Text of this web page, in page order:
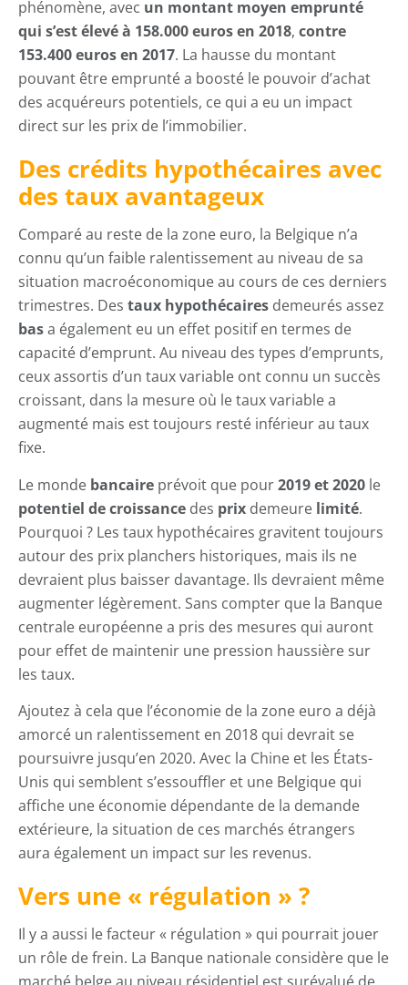
phénomène, avec un montant moyen emprunté
qui s’est élevé à 158.000 euros en 2018, contre
153.400 euros en 2017. La hausse du montant
pouvant être emprunté a boosté le pouvoir d’achat
des acquéreurs potentiels, ce qui a eu un impact
direct sur les prix de l’immobilier.
Des crédits hypothécaires avec
des taux avantageux
Comparé au reste de la zone euro, la Belgique n’a
connu qu’un faible ralentissement au niveau de sa
situation macroéconomique au cours de ces derniers
trimestres. Des taux hypothécaires demeurés assez
basa également eu un effet positif en termes de
capacité d’emprunt. Au niveau des types d’emprunts,
ceux assortis d’un taux variable ont connu un succès
croissant, dans la mesure où le taux variable a
augmenté mais est toujours resté inférieur au taux
fixe.
Le monde bancaire prévoit que pour2019 et 2020 le
potentiel de croissance des prix demeure limité.
Pourquoi ? Les taux hypothécaires gravitent toujours
autour des prix planchers historiques, mais ils ne
devraient plus baisser davantage. Ils devraient même
augmenter légèrement. Sans compter que la Banque
centrale européenne a pris des mesures qui auront
pour effet de maintenir une pression haussière sur
les taux.
Ajoutez à cela que l’économie de la zone euro a déjà
amorcé un ralentissement en 2018 qui devrait se
poursuivre jusqu’en 2020. Avec la Chine et les États-
Unis qui semblent s’essouffler et une Belgique qui
affiche une économie dépendante de la demande
extérieure, la situation de ces marchés étrangers
aura également un impact sur les revenus.
Vers une « régulation » ?
Il y a aussi le facteur « régulation » qui pourrait jouer
un rôle de frein. La Banque nationale considère que le